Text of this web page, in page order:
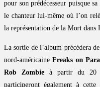
pour son prédécesseur puisque
le chanteur lui-même où l’on
la représentation de la Mort dans
La sortie de l’album précédera
nord-américaineFreaks on
Rob Zombie à partir du 20
participeront également à cette